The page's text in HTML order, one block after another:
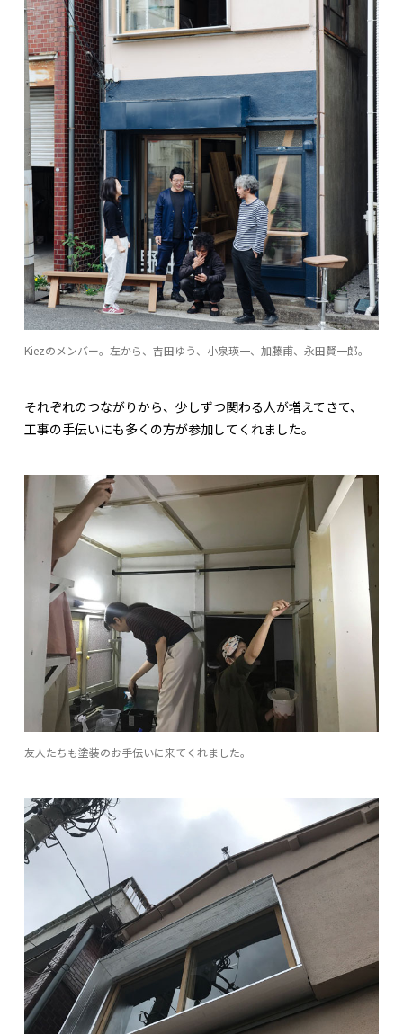
Kiezのメンバー。左から、吉田ゆう、小泉瑛一、加藤甫、永田賢一郎。
それぞれのつながりから、少しずつ関わる人が増えてきて、
工事の手伝いにも多くの方が参加してくれました。
友人たちも塗装のお手伝いに来てくれました。